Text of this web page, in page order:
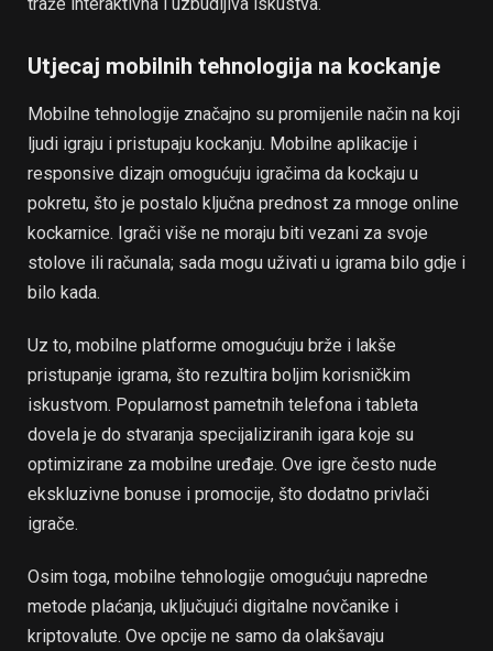
Utjecaj mobilnih tehnologija na kockanje
Mobilne tehnologije značajno su promijenile način na koji
ljudi igraju i pristupaju kockanju. Mobilne aplikacije i
responsive dizajn omogućuju igračima da kockaju u
pokretu, što je postalo ključna prednost za mnoge online
kockarnice. Igrači više ne moraju biti vezani za svoje
stolove ili računala; sada mogu uživati u igrama bilo gdje i
bilo kada.
Uz to, mobilne platforme omogućuju brže i lakše
pristupanje igrama, što rezultira boljim korisničkim
iskustvom. Popularnost pametnih telefona i tableta
dovela je do stvaranja specijaliziranih igara koje su
optimizirane za mobilne uređaje. Ove igre često nude
ekskluzivne bonuse i promocije, što dodatno privlači
igrače.
Osim toga, mobilne tehnologije omogućuju napredne
metode plaćanja, uključujući digitalne novčanike i
kriptovalute. Ove opcije ne samo da olakšavaju